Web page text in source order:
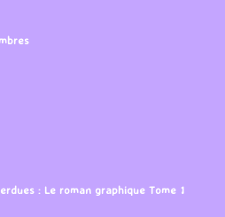
: Le roman graphique Tome 1